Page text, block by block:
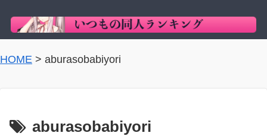
HOME > aburasobabiyori
aburasobabiyori